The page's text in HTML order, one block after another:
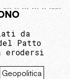
da
Patto
erodersi
Geopolitica